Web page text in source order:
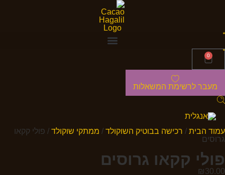
0
מעבר לרשימת המשאלות
עמוד הבית / רכישה בבוטיק השוקולד / ממתקי שוקולד / פולי קקאו
גרוסים
פולי קקאו גרוסים
₪30.00